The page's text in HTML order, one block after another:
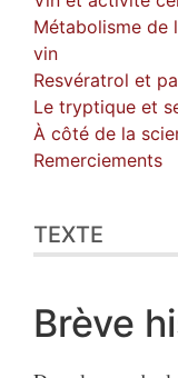
Métabolisme de
vin
Resvératrol et
Le tryptique et
À côté de la
Remerciements
TEXTE
Brève